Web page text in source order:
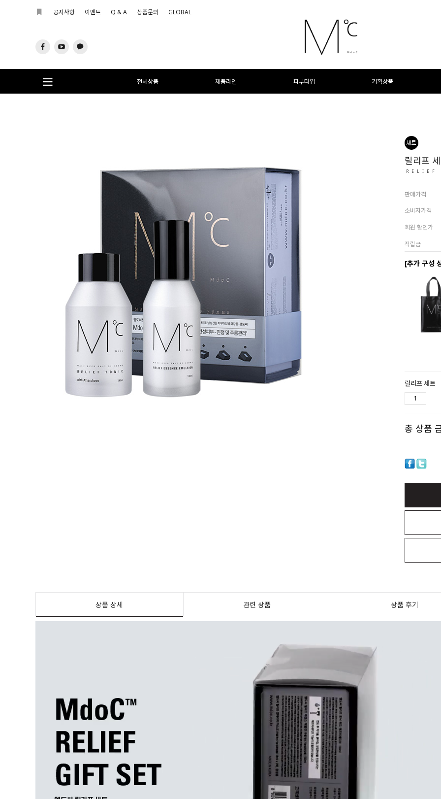
공지사항 이벤트 Q & A 상품문의 GLOBAL
전체상품 제품라인 피부타입 기획상품
릴리프
RELIEF
판매가격
소비자가격
회원 할인가
적립금
[추가 구성
릴리프 세트
총 상품
상품 상세 관련 상품 상품 후기